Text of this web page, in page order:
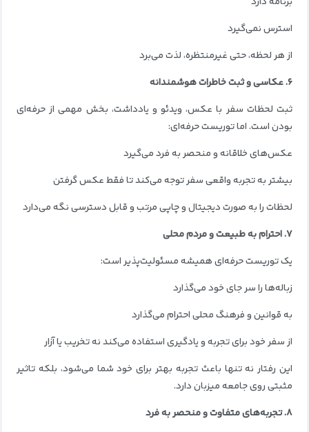
استرس نمی‌گیرد
از هر لحظه، حتی غیرمنتظره، لذت می‌برد
۶. عکاسی و ثبت خاطرات هوشمندانه
ثبت لحظات سفر با عکس، ویدئو و یادداشت، بخش مهمی از حرفه‌ای
بودن است. اما توریست حرفه‌ای:
عکس‌های خلاقانه و منحصر به فرد می‌گیرد
بیشتر به تجربه واقعی سفر توجه می‌کند تا فقط عکس گرفتن
لحظات را به صورت دیجیتال و چاپی مرتب و قابل دسترسی نگه می‌دارد
۷. احترام به طبیعت و مردم محلی
یک توریست حرفه‌ای همیشه مسئولیت‌پذیر است:
زباله‌ها را سر جای خود می‌گذارد
به قوانین و فرهنگ محلی احترام می‌گذارد
از سفر خود برای تجربه و یادگیری استفاده می‌کند نه تخریب یا آزار
این رفتار نه تنها باعث تجربه بهتر برای خود شما می‌شود، بلکه تاثیر
مثبتی روی جامعه میزبان دارد.
۸. تجربه‌های متفاوت و منحصر به فرد